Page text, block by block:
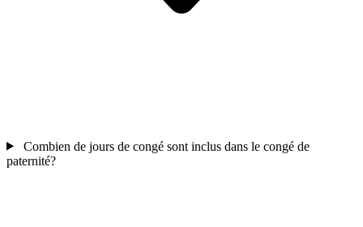
Combien de jours de congé sont inclus dans le congé de
paternité?